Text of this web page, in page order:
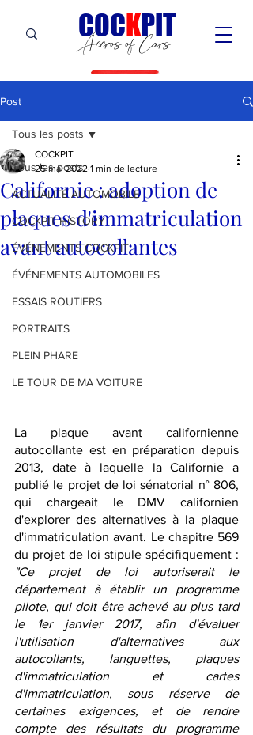
Accros of Cars
COCKPIT
Post
Tous les posts
ACTUALITÉ AUTOMOBILE
COCKPIT HiSTORY
ÉVÉNEMENTS COCKPIT
ÉVÉNEMENTS AUTOMOBILES
ESSAIS ROUTIERS
PORTRAITS
PLEIN PHARE
LE TOUR DE MA VOITURE
Tous les posts
Californie : adoption de
plaques d'immatriculation
avant autocollantes
COCKPIT
25 mai 2022 1 min de lecture
La plaque avant californienne
autocollante est en préparation depuis
2013, date à laquelle la Californie a
publié le projet de loi sénatorial n° 806,
qui chargeait le DMV californien
d'explorer des alternatives à la plaque
d'immatriculation avant. Le chapitre 569
"Ce projet de loi autoriserait le
département à établir un programme
pilote, qui doit être achevé au plus tard
le 1er janvier 2017, afin d'évaluer
l'utilisation d'alternatives aux
autocollants, languettes, plaques
d'immatriculation et cartes
d'immatriculation, sous réserve de
certaines exigences, et de rendre
compte des résultats du programme